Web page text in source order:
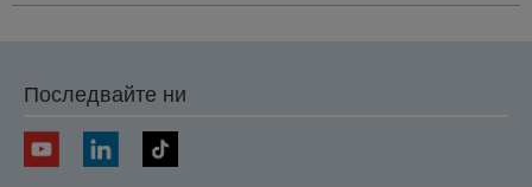
Последвайте ни